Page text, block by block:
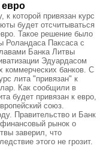
евро
которой привязан курс
будет отсчитываться
Такое решение было
Роландаса Паксаса с
Банка Литвы
Эдуардасом
коммерческих банков. С
лита "привязан" к
Как сообщили в
будет привязан к евро,
союз.
Правительство и Банк
рынок о
заверил, что
этого не грозит.